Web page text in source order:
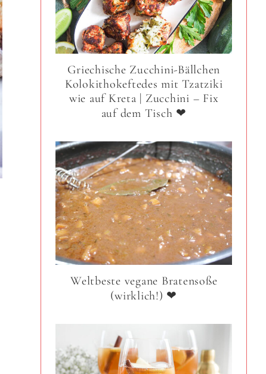
Griechische Zucchini-Bällchen
Kolokithokeftedes mit Tzatziki
wie auf Kreta | Zucchini – Fix
auf dem Tisch ❤
Weltbeste vegane Bratensoße
(wirklich!) ❤